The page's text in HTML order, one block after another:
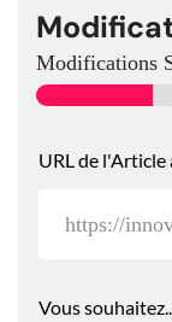
Modifications
n
L
URL de l'Article
Vous